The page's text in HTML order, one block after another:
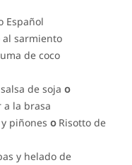
Español
al sarmiento
de coco
de sojao
la brasa
y piñonesoRisotto de
y helado de